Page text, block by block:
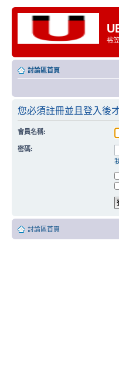
裕
討論區首頁
您必須註冊並且登入後
會員名稱:
密碼:
討論區首頁